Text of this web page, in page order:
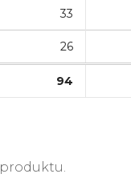
33
26
94